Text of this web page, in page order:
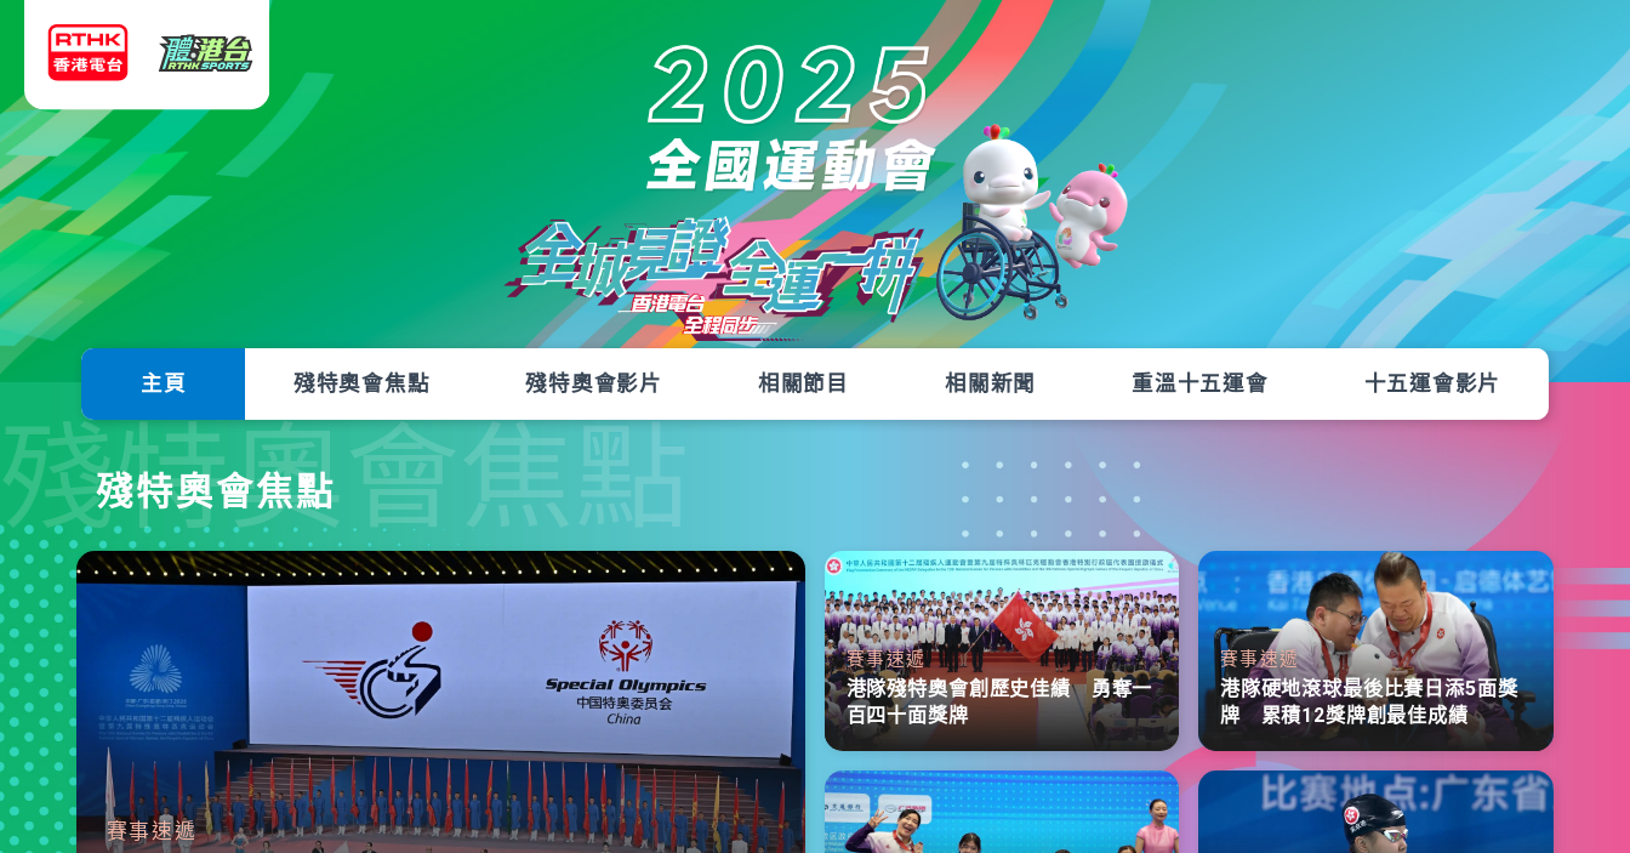
主頁 殘特奧會焦點 殘特奧會影片 相關節目 相關新聞 重溫十五運會 十五運會影片
殘特奧會焦點
殘特奧會焦點
賽事速遞
賽事速遞
港隊殘特奧會創歷史佳績 勇奪一
百四十面獎牌
賽事速遞
港隊硬地滾球最後比賽日添5面獎
牌 累積12獎牌創最佳成績